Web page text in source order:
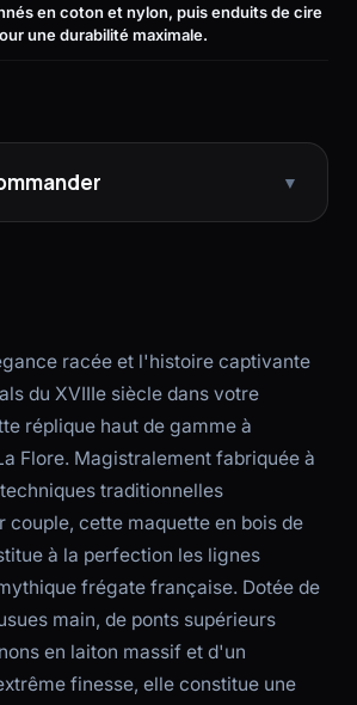
en coton et nylon, puis enduits de cire
une durabilité maximale.
▼
racée et l'histoire captivante
du XVIIIe siècle dans votre
réplique haut de gamme à
Flore. Magistralement fabriquée à
traditionnelles
couple, cette maquette en bois de
à la perfection les lignes
frégate française. Dotée de
main, de ponts supérieurs
en laiton massif et d'un
finesse, elle constitue une